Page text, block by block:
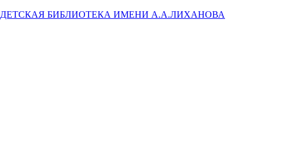
ДЕТСКАЯ БИБЛИОТЕКА ИМЕНИ А.А.ЛИХАНОВА